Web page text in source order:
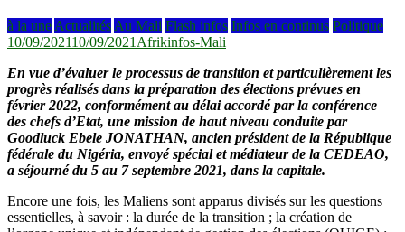
à la une Actualités Au Mali Flash infos Infos en continus Politique
10/09/202110/09/2021 Afrikinfos-Mali
En vue d’évaluer le processus de transition et particulièrement les
progrès réalisés dans la préparation des élections prévues en
février 2022, conformément au délai accordé par la conférence
des chefs d’Etat, une mission de haut niveau conduite par
Goodluck Ebele JONATHAN, ancien président de la République
fédérale du Nigéria, envoyé spécial et médiateur de la CEDEAO,
a séjourné du 5 au 7 septembre 2021, dans la capitale.
Encore une fois, les Maliens sont apparus divisés sur les questions
essentielles, à savoir : la durée de la transition ; la création de